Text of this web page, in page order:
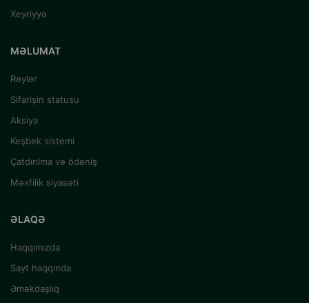
Xeyriyyə
MƏLUMAT
Rəylər
Sifarişin statusu
Aksiya
Keşbek sistemi
Çatdırılma və ödəniş
Məxfilik siyasəti
ƏLAQƏ
Haqqımızda
Sayt haqqında
Əməkdaşlıq